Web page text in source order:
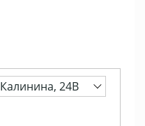
Калинина, 24В